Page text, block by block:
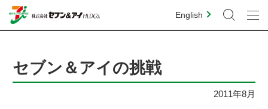
English
セブン＆アイの挑戦
2011年8月